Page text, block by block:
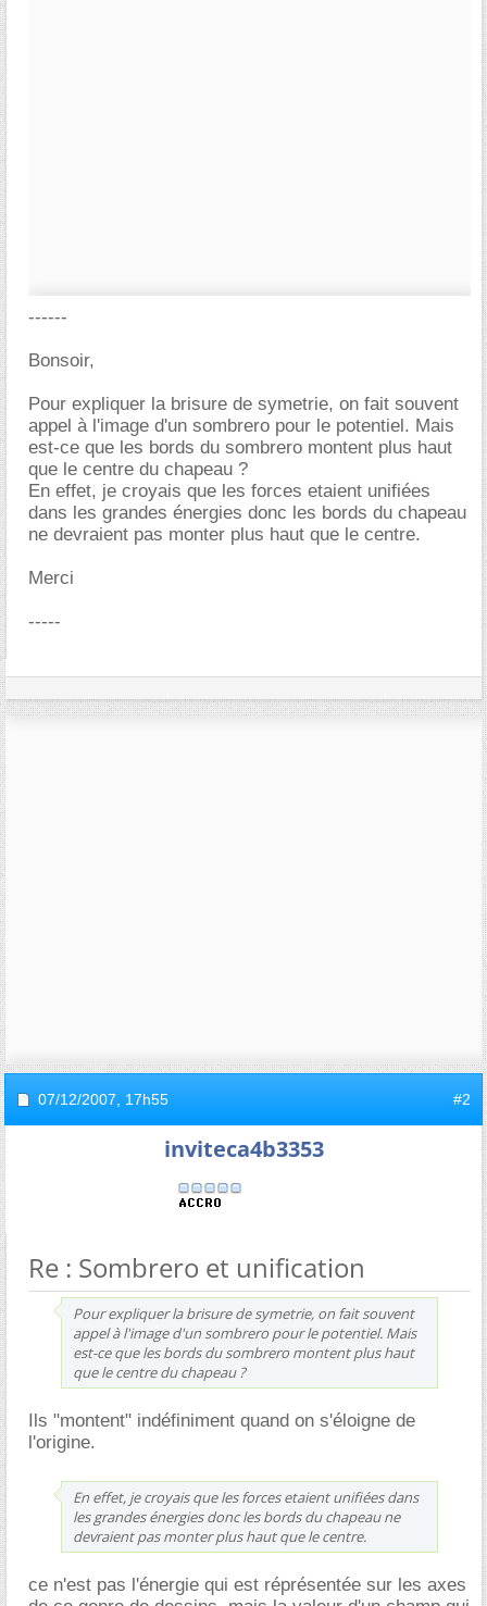
------
Bonsoir,
Pour expliquer la brisure de symetrie, on fait souvent
appel à l'image d'un sombrero pour le potentiel. Mais
est-ce que les bords du sombrero montent plus haut
que le centre du chapeau ?
En effet, je croyais que les forces etaient unifiées
dans les grandes énergies donc les bords du chapeau
ne devraient pas monter plus haut que le centre.
Merci
-----
07/12/2007, 17h55 #2
inviteca4b3353
Re : Sombrero et unification
Pour expliquer la brisure de symetrie, on fait souvent
appel à l'image d'un sombrero pour le potentiel. Mais
est-ce que les bords du sombrero montent plus haut
que le centre du chapeau ?
Ils "montent" indéfiniment quand on s'éloigne de
l'origine.
En effet, je croyais que les forces etaient unifiées dans
les grandes énergies donc les bords du chapeau ne
devraient pas monter plus haut que le centre.
ce n'est pas l'énergie qui est réprésentée sur les axes